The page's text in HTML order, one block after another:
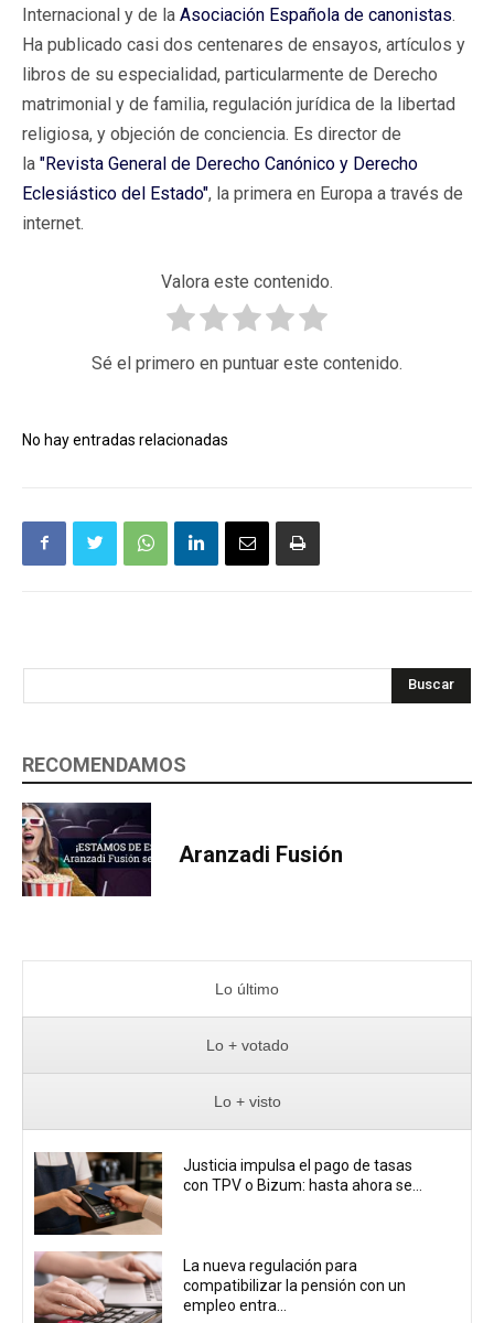
Internacional y de la Asociación Española de canonistas.
Ha publicado casi dos centenares de ensayos, artículos y
libros de su especialidad, particularmente de Derecho
matrimonial y de familia, regulación jurídica de la libertad
religiosa, y objeción de conciencia. Es director de
la "Revista General de Derecho Canónico y Derecho
Eclesiástico del Estado", la primera en Europa a través de
internet.
Valora este contenido.
Sé el primero en puntuar este contenido.
No hay entradas relacionadas
Buscar
RECOMENDAMOS
Aranzadi Fusión
Lo último
Lo + votado
Lo + visto
Justicia impulsa el pago de tasas
con TPV o Bizum: hasta ahora se...
La nueva regulación para
compatibilizar la pensión con un
empleo entra...